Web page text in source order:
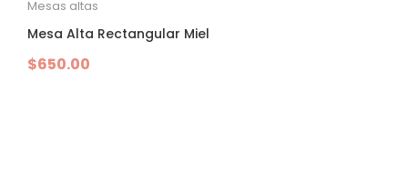
Mesas altas
Mesa Alta Rectangular Miel
$650.00